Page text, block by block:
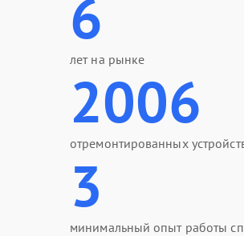
6
лет на рынке
2006
отремонтированных
3
минимальный опыт работы